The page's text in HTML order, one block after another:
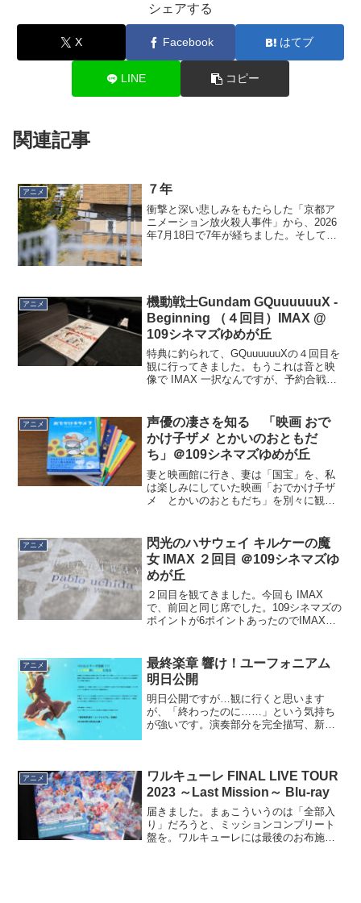
シェアする
X Facebook はてブ
LINE コピー
関連記事
アニメ ７年
衝撃と深い悲しみをもたらした「京都ア
ニメーション放火殺人事件」から、2026
年7月18日で7年が経ちました。そして今
アニメ
機動戦士Gundam GQuuuuuuX -
Beginning （４回目）IMAX @
109シネマズゆめが丘
特典に釣られて、GQuuuuuuXの４回目を
観に行ってきました。もうこれは音と映
像で IMAX 一択なんですが、予約合戦と
の特典の ANNO SCENARIO & DE...
アニメ
声優の凄さを知る 「映画 おで
かけ子ザメ とかいのおともだ
ち」＠109シネマズゆめが丘
妻と映画館に行き、妻は「国宝」を、私
は楽しみにしていた映画「おでかけ子ザ
メ とかいのおともだち」を別々に観て
とサメ語を喋るという、インパクトのあ
る映画です。今日時点で...
アニメ
閃光のハサウェイ キルケーの魔
女 IMAX ２回目 ＠109シネマズゆ
めが丘
２回目を観てきました。今回も IMAX
で、前回と同じ席でした。109シネマズの
ポイントが6ポイントあったのでIMAX加
ー（1,500円＋IMAX700円）...
アニメ
最終楽章 響け！ユーフォニアム
明日公開
明日公開ですが…観に行くと思います
が、「終わったのに……」という気持ち
が強いです。演奏部分を完全描写、新カ
春、うちの娘が偶然にも中学に入...
アニメ
ワルキューレ FINAL LIVE TOUR
2023 ～Last Mission～ Blu-ray
届きました。まぁこういうのは「全部入
り」だろうと、ミッションコンプリート
盤を。ワルキューレには最後のお布施だ